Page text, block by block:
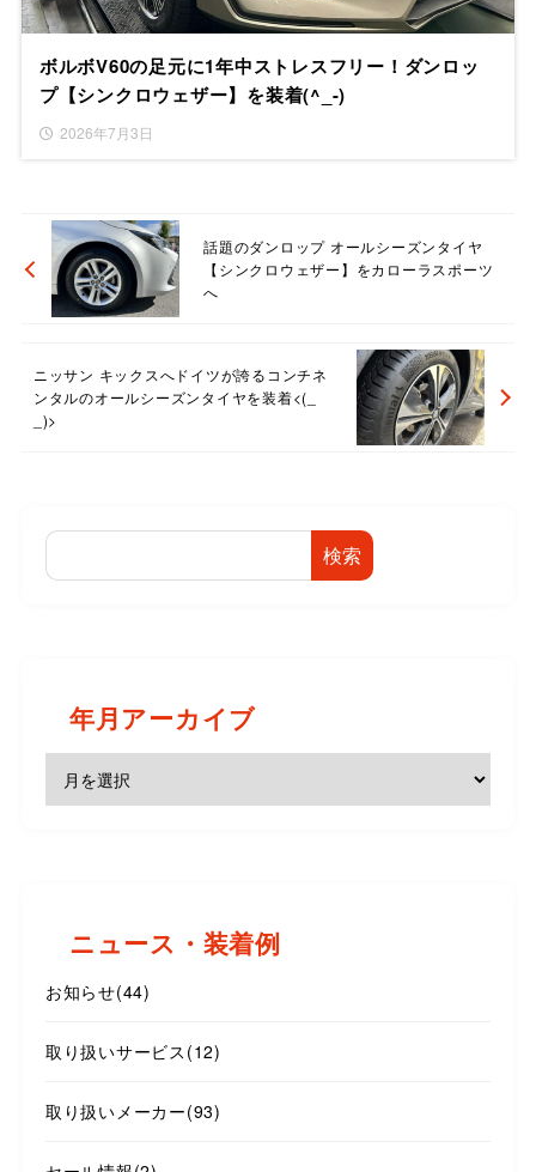
ボルボV60の足元に1年中ストレスフリー！ダンロッ
プ【シンクロウェザー】を装着(^_-)
2026年7月3日
話題のダンロップ オールシーズンタイヤ
【シンクロウェザー】をカローラスポーツ
へ
ニッサン キックスへドイツが誇るコンチネ
ンタルのオールシーズンタイヤを装着<(_
_)>
検索
年月アーカイブ
ニュース・装着例
お知らせ(44)
取り扱いサービス (12)
取り扱いメーカー(93)